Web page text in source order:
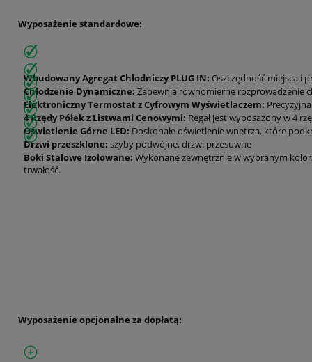
Wyposażenie standardowe:
Wbudowany Agregat Chłodniczy PLUG IN: Oszczędność miejsca i
Chłodzenie Dynamiczne: Zapewnia równomierne rozprowadzenie
Elektroniczny Termostat z Cyfrowym Wyświetlaczem:
4 Rzędy Półek z Listwami Cenowymi: Regał jest wyposażony w 4
Oświetlenie Górne LED: Doskonałe oświetlenie wnętrza, które
Drzwi przeszklone: szyby podwójne, drzwi przesuwne
Boki Stalowe Izolowane: Wykonane zewnętrznie w wybranym
trwałość.
Wyposażenie opcjonalne za dopłatą: